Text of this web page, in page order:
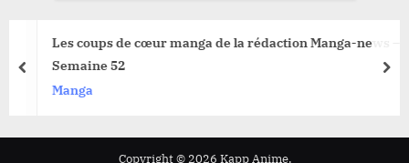
Les coups de cœur manga de la rédaction Manga-news –
Semaine 52
Manga
prev
Copyright © 2026 Kapp Anime.